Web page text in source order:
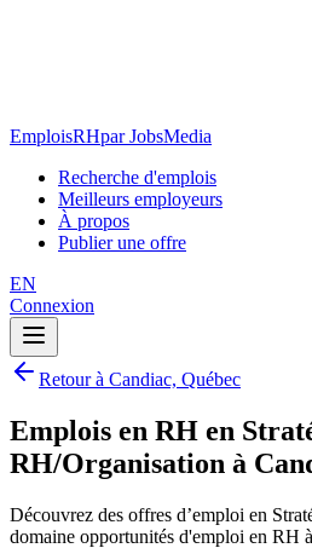
EmploisRHpar JobsMedia
Recherche d'emplois
Meilleurs employeurs
À propos
Publier une offre
EN
Connexion
Retour à Candiac, Québec
Emplois en RH en
RH/Organisation à
Découvrez des offres d’emploi en
domaine opportunités d'emploi en RH